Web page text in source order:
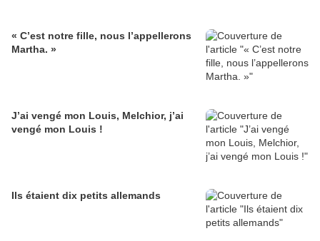
« C’est notre fille, nous l’appellerons
Martha. »
J’ai vengé mon Louis, Melchior, j’ai
vengé mon Louis !
Ils étaient dix petits allemands